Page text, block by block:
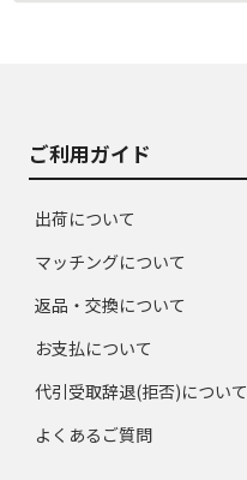
ご利用ガイド
出荷について
マッチングについて
返品・交換について
お支払について
代引受取辞退(拒否)について
よくあるご質問